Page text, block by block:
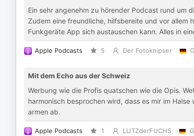
Ein sehr angenehm zu hörender Podcast rund um
Zudem eine freundliche, hilfsbereite und vor allem
Funkgeräte App sich austauschen kann. Alles in
Apple Podcasts 5 Der Fotoknipser
Mit dem Echo aus der Schweiz
Werbung wie die Profis quatschen wie die Opis.
harmonisch besprochen wird, dass es mir im
armen ab.
Apple Podcasts 1 LUTZderFUCHS